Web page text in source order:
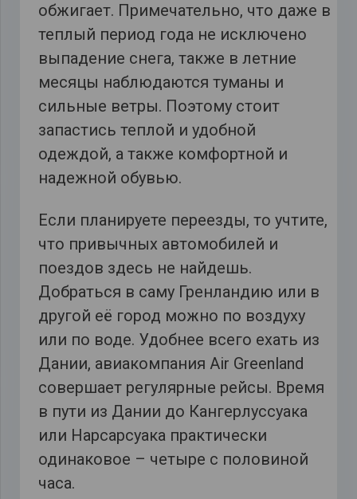
обжигает. Примечательно, что даже в
теплый период года не исключено
выпадение снега, также в летние
месяцы наблюдаются туманы и
сильные ветры. Поэтому стоит
запастись теплой и удобной
одеждой, а также комфортной и
надежной обувью.
Если планируете переезды, то учтите,
что привычных автомобилей и
поездов здесь не найдешь.
Добраться в саму Гренландию или в
другой её город можно по воздуху
или по воде. Удобнее всего ехать из
Дании, авиакомпания Air Greenland
совершает регулярные рейсы. Время
в пути из Дании до Кангерлуссуака
или Нарсарсуака практически
одинаковое – четыре с половиной
часа.